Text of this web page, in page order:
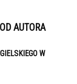
AUTORA
W